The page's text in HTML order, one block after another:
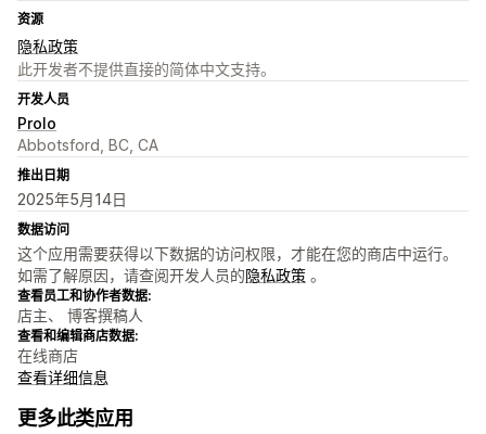
资源
隐私政策
此开发者不提供直接的简体中文支持。
开发人员
Prolo
Abbotsford, BC, CA
推出日期
2025年5月14日
数据访问
这个应用需要获得以下数据的访问权限，才能在您的商店中运行。
如需了解原因，请查阅开发人员的隐私政策 。
查看员工和协作者数据:
店主、 博客撰稿人
查看和编辑商店数据:
在线商店
查看详细信息
更多此类应用